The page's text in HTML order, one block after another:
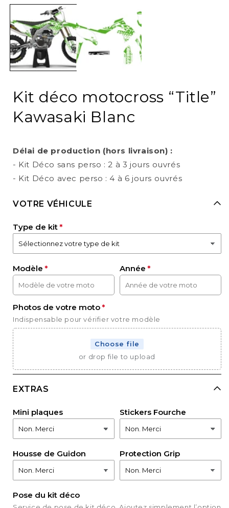
media
in
modal
Kit déco motocross “Title”
Kawasaki Blanc
Délai de production (hors livraison) :
- Kit Déco sans perso : 2 à 3 jours ouvrés
- Kit Déco avec perso : 4 à 6 jours ouvrés
VOTRE VÉHICULE
Type de kit
Modèle Année
Photos de votre moto
Indispensable pour vérifier votre modèle
Choose file
or drop file to upload
EXTRAS
Mini plaques Stickers Fourche
Housse de Guidon Protection Grip
Pose du kit déco